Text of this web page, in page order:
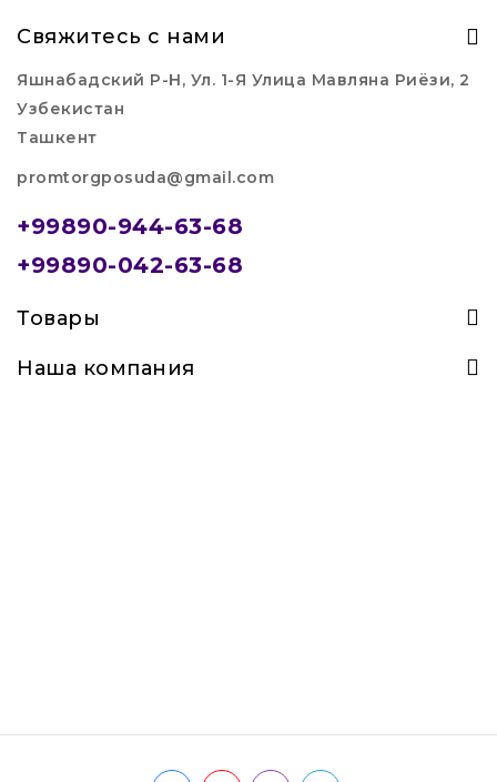
Свяжитесь с нами
Яшнабадский Р-Н, Ул. 1-Я Улица Мавляна Риёзи, 2
Узбекистан
Ташкент
promtorgposuda@gmail.com
+99890-944-63-68
+99890-042-63-68
Товары
Наша компания